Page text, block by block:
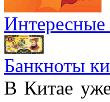
Банкноты
В Китае